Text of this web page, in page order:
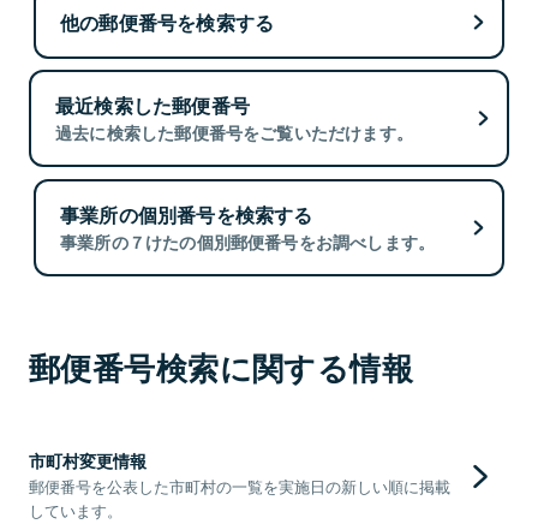
他の郵便番号を検索する
最近検索した郵便番号
過去に検索した郵便番号をご覧いただけます。
事業所の個別番号を検索する
事業所の７けたの個別郵便番号をお調べします。
郵便番号検索に関する情報
市町村変更情報
郵便番号を公表した市町村の一覧を実施日の新しい順に掲載
しています。